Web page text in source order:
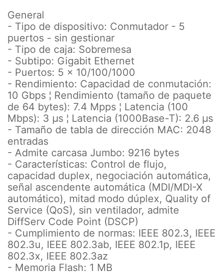
General
- Tipo de dispositivo: Conmutador - 5
puertos - sin gestionar
- Tipo de caja: Sobremesa
- Subtipo: Gigabit Ethernet
- Puertos: 5 x 10/100/1000
- Rendimiento: Capacidad de conmutación:
10 Gbps ¦ Rendimiento (tamaño de paquete
de 64 bytes): 7.4 Mpps ¦ Latencia (100
Mbps): 3 µs ¦ Latencia (1000Base-T): 2.6 µs
- Tamaño de tabla de dirección MAC: 2048
entradas
- Admite carcasa Jumbo: 9216 bytes
- Características: Control de flujo,
capacidad duplex, negociación automática,
señal ascendente automática (MDI/MDI-X
automático), mitad modo dúplex, Quality of
Service (QoS), sin ventilador, admite
DiffServ Code Point (DSCP)
- Cumplimiento de normas: IEEE 802.3, IEEE
802.3u, IEEE 802.3ab, IEEE 802.1p, IEEE
802.3x, IEEE 802.3az
- Memoria Flash: 1 MB